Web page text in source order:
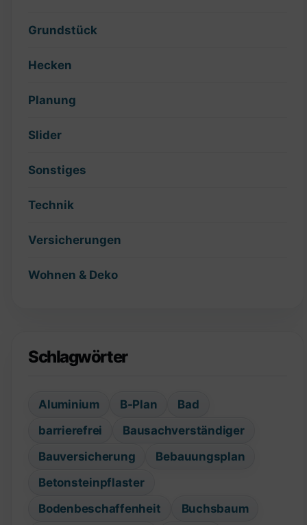
Grundstück
Hecken
Planung
Slider
Sonstiges
Technik
Versicherungen
Wohnen & Deko
Schlagwörter
Aluminium B-Plan
Bad
barrierefrei
Bausachverständiger
Bauversicherung
Bebauungsplan
Betonsteinpflaster
Bodenbeschaffenheit
Buchsbaum